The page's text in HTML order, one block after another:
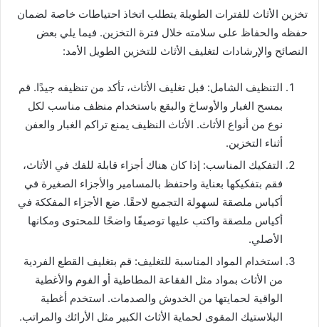
تخزين الأثاث للفترات الطويلة يتطلب اتخاذ احتياطات خاصة لضمان
حفظه والحفاظ على سلامته خلال فترة التخزين. فيما يلي بعض
النصائح والإرشادات لتغليف الأثاث للتخزين الطويل الأمد:
التنظيف الشامل: قبل تغليف الأثاث، تأكد من تنظيفه جيدًا. قم
بمسح الغبار والأوساخ والبقع باستخدام منظف مناسب لكل
نوع من أنواع الأثاث. الأثاث النظيف يمنع تراكم الغبار والعفن
أثناء التخزين.
التفكيك المناسب: إذا كان هناك أجزاء قابلة للفك في الأثاث،
فقم بتفكيكها بعناية واحتفظ بالمسامير والأجزاء الصغيرة في
أكياس ملصقة لسهولة التجميع لاحقًا. ضع الأجزاء المفككة في
أكياس ملصقة واكتب عليها توصيفًا واضحًا للمحتوى ومكانها
الأصلي.
استخدام المواد المناسبة للتغليف: قم بتغليف القطع الفردية
من الأثاث بمواد مثل الفقاعة المطاطية أو الفوم والأغطية
الواقية لحمايتها من الخدوش والصدمات. استخدم أغطية
البلاستيك المقوى لحماية الأثاث الكبير مثل الأرائك والمراتب.